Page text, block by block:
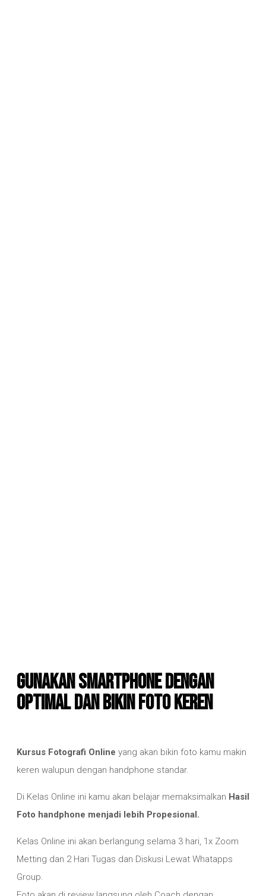
Gunakan Smartphone dengan
Optimal dan bikin Foto keren
Kursus Fotografi Online yang akan bikin foto kamu makin
keren walupun dengan handphone standar.
Di Kelas Online ini kamu akan belajar memaksimalkan Hasil
Foto handphone menjadi lebih Propesional.
Kelas Online ini akan berlangung selama 3 hari, 1x Zoom
Metting dan 2 Hari Tugas dan Diskusi Lewat Whatapps
Group.